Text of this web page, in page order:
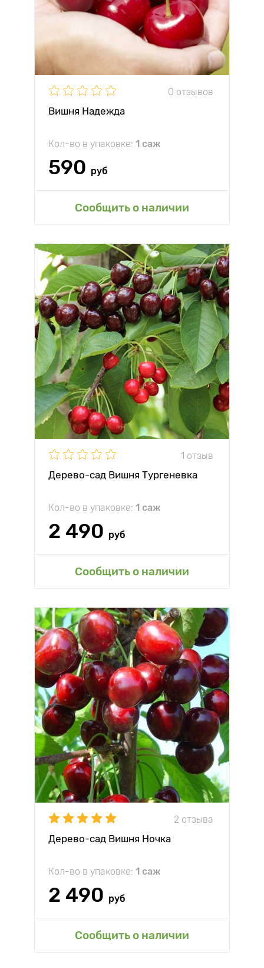
0 отзывов
Вишня Надежда
Кол-во в упаковке: 1 саж
590 руб
Сообщить о наличии
1 отзыв
Дерево-сад Вишня Тургеневка
Кол-во в упаковке: 1 саж
2 490 руб
Сообщить о наличии
2 отзыва
Дерево-сад Вишня Ночка
Кол-во в упаковке: 1 саж
2 490 руб
Сообщить о наличии